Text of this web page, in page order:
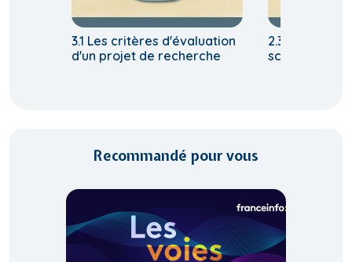
3.1 Les critères d'évaluation
d'un projet de recherche
2.3 Définir
scientifiques
Recommandé pour vous